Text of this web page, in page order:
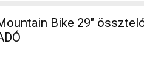
Bike 29"